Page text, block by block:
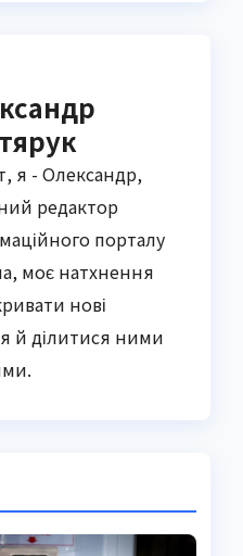
я - Олександр,
редактор
порталу
моє натхнення
нові
й ділитися ними